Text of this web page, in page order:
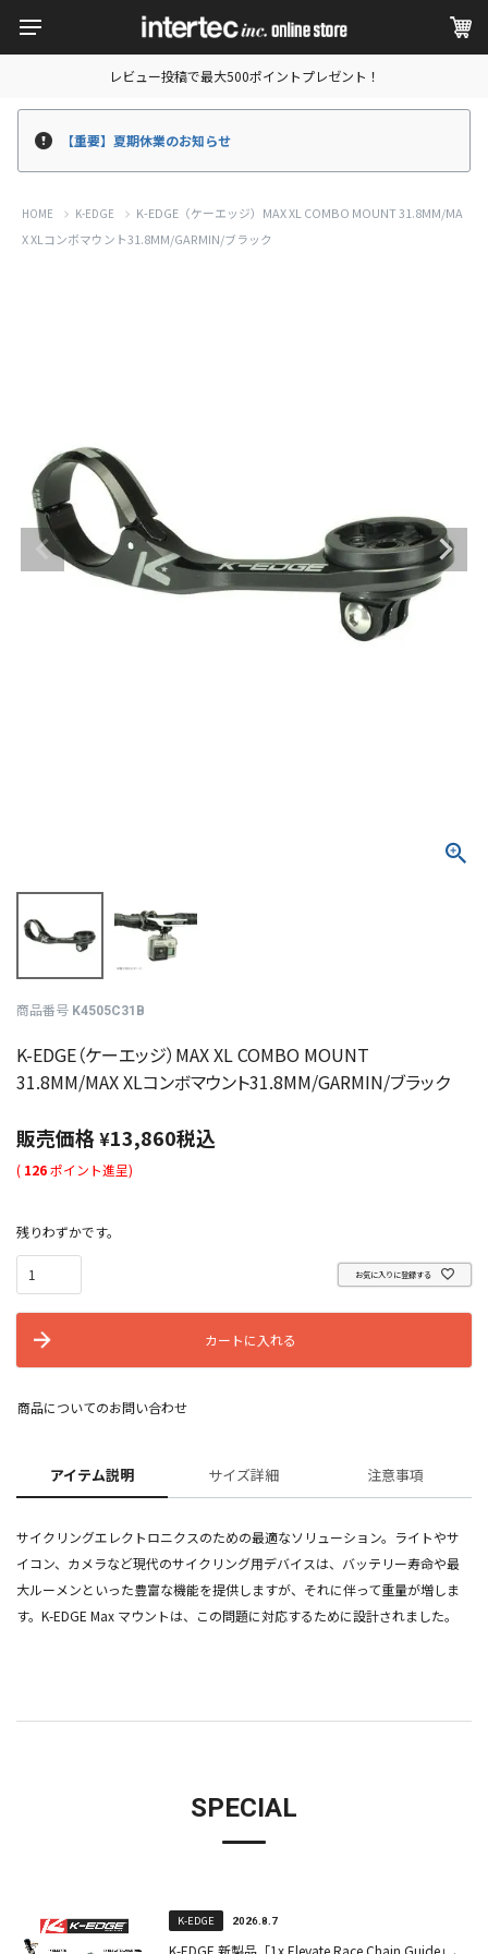
レビュー投稿で最大500ポイントプレゼント！
【重要】夏期休業のお知らせ
HOME K-EDGE
K-EDGE（ケーエッジ）MAX XL COMBO MOUNT 31.8MM/MA
X XLコンボマウント31.8MM/GARMIN/ブラック
商品番号 K4505C31B
K-EDGE（ケーエッジ）MAX XL COMBO MOUNT
31.8MM/MAX XLコンボマウント31.8MM/GARMIN/ブラック
販売価格¥13,860税込
( 126ポイント進呈)
残りわずかです。
お気に入りに登録する
カートに入れる
商品についてのお問い合わせ
アイテム説明 サイズ詳細 注意事項
サイクリングエレクトロニクスのための最適なソリューション。ライトやサ
イコン、カメラなど現代のサイクリング用デバイスは、バッテリー寿命や最
大ルーメンといった豊富な機能を提供しますが、それに伴って重量が増しま
す。K-EDGE Max マウントは、この問題に対応するために設計されました。
SPECIAL